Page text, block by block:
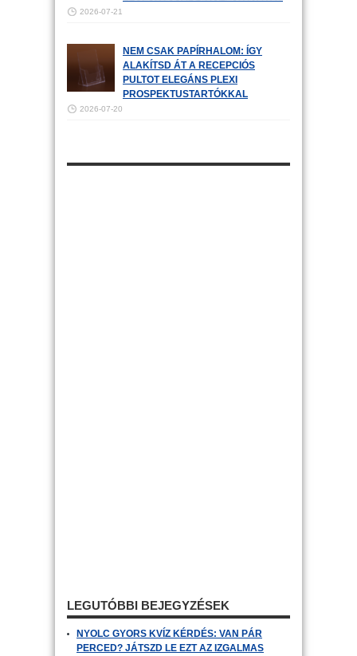
2026-07-21
NEM CSAK PAPÍRHALOM: ÍGY
ALAKÍTSD ÁT A RECEPCIÓS
PULTOT ELEGÁNS PLEXI
PROSPEKTUSTARTÓKKAL
2026-07-20
LEGUTÓBBI BEJEGYZÉSEK
NYOLC GYORS KVÍZ KÉRDÉS: VAN PÁR
PERCED? JÁTSZD LE EZT AZ IZGALMAS